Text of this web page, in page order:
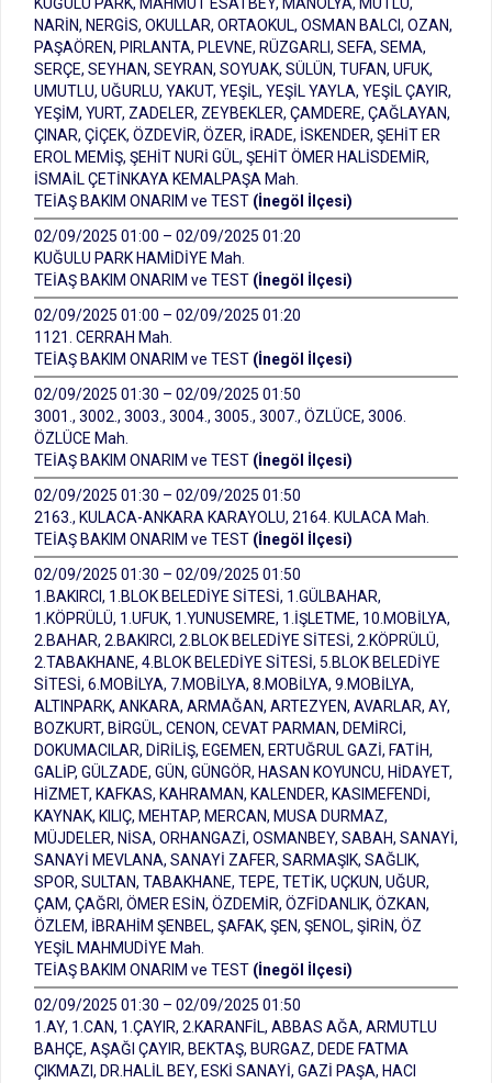
NARİN, NERGİS, OKULLAR, ORTAOKUL, OSMAN BALCI, OZAN,
PAŞAÖREN, PIRLANTA, PLEVNE, RÜZGARLI, SEFA, SEMA,
SERÇE, SEYHAN, SEYRAN, SOYUAK, SÜLÜN, TUFAN, UFUK,
UMUTLU, UĞURLU, YAKUT, YEŞİL, YEŞİL YAYLA, YEŞİL ÇAYIR,
YEŞİM, YURT, ZADELER, ZEYBEKLER, ÇAMDERE, ÇAĞLAYAN,
ÇINAR, ÇİÇEK, ÖZDEVİR, ÖZER, İRADE, İSKENDER, ŞEHİT ER
EROL MEMİŞ, ŞEHİT NURİ GÜL, ŞEHİT ÖMER HALİSDEMİR,
İSMAİL ÇETİNKAYA KEMALPAŞA Mah.
TEİAŞ BAKIM ONARIM ve TEST (İnegöl İlçesi)
02/09/2025 01:00 – 02/09/2025 01:20
KUĞULU PARK HAMİDİYE Mah.
TEİAŞ BAKIM ONARIM ve TEST (İnegöl İlçesi)
02/09/2025 01:00 – 02/09/2025 01:20
1121. CERRAH Mah.
TEİAŞ BAKIM ONARIM ve TEST (İnegöl İlçesi)
02/09/2025 01:30 – 02/09/2025 01:50
3001., 3002., 3003., 3004., 3005., 3007., ÖZLÜCE, 3006.
ÖZLÜCE Mah.
TEİAŞ BAKIM ONARIM ve TEST (İnegöl İlçesi)
02/09/2025 01:30 – 02/09/2025 01:50
2163., KULACA-ANKARA KARAYOLU, 2164. KULACA Mah.
TEİAŞ BAKIM ONARIM ve TEST (İnegöl İlçesi)
02/09/2025 01:30 – 02/09/2025 01:50
1.BAKIRCI, 1.BLOK BELEDİYE SİTESİ, 1.GÜLBAHAR,
1.KÖPRÜLÜ, 1.UFUK, 1.YUNUSEMRE, 1.İŞLETME, 10.MOBİLYA,
2.BAHAR, 2.BAKIRCI, 2.BLOK BELEDİYE SİTESİ, 2.KÖPRÜLÜ,
2.TABAKHANE, 4.BLOK BELEDİYE SİTESİ, 5.BLOK BELEDİYE
SİTESİ, 6.MOBİLYA, 7.MOBİLYA, 8.MOBİLYA, 9.MOBİLYA,
ALTINPARK, ANKARA, ARMAĞAN, ARTEZYEN, AVARLAR, AY,
BOZKURT, BİRGÜL, CENON, CEVAT PARMAN, DEMİRCİ,
DOKUMACILAR, DİRİLİŞ, EGEMEN, ERTUĞRUL GAZİ, FATİH,
GALİP, GÜLZADE, GÜN, GÜNGÖR, HASAN KOYUNCU, HİDAYET,
HİZMET, KAFKAS, KAHRAMAN, KALENDER, KASIMEFENDİ,
KAYNAK, KILIÇ, MEHTAP, MERCAN, MUSA DURMAZ,
MÜJDELER, NİSA, ORHANGAZİ, OSMANBEY, SABAH, SANAYİ,
SANAYİ MEVLANA, SANAYİ ZAFER, SARMAŞIK, SAĞLIK,
SPOR, SULTAN, TABAKHANE, TEPE, TETİK, UÇKUN, UĞUR,
ÇAM, ÇAĞRI, ÖMER ESİN, ÖZDEMİR, ÖZFİDANLIK, ÖZKAN,
ÖZLEM, İBRAHİM ŞENBEL, ŞAFAK, ŞEN, ŞENOL, ŞİRİN, ÖZ
YEŞİL MAHMUDİYE Mah.
TEİAŞ BAKIM ONARIM ve TEST (İnegöl İlçesi)
02/09/2025 01:30 – 02/09/2025 01:50
1.AY, 1.CAN, 1.ÇAYIR, 2.KARANFİL, ABBAS AĞA, ARMUTLU
BAHÇE, AŞAĞI ÇAYIR, BEKTAŞ, BURGAZ, DEDE FATMA
ÇIKMAZI, DR.HALİL BEY, ESKİ SANAYİ, GAZİ PAŞA, HACI